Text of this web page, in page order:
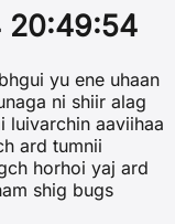
20:49:54
yu ene uhaan
ni shiir alag
luivarchin aaviihaa
ard tumnii
horhoi yaj ard
shig bugs